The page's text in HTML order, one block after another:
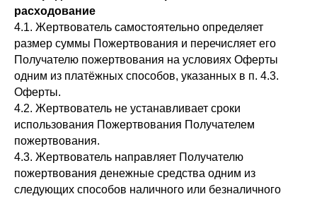
расходование
4.1. Жертвователь самостоятельно определяет
размер суммы Пожертвования и перечисляет его
Получателю пожертвования на условиях Оферты
одним из платёжных способов, указанных в п. 4.3.
Оферты.
4.2. Жертвователь не устанавливает сроки
использования Пожертвования Получателем
пожертвования.
4.3. Жертвователь направляет Получателю
пожертвования денежные средства одним из
следующих способов наличного или безналичного